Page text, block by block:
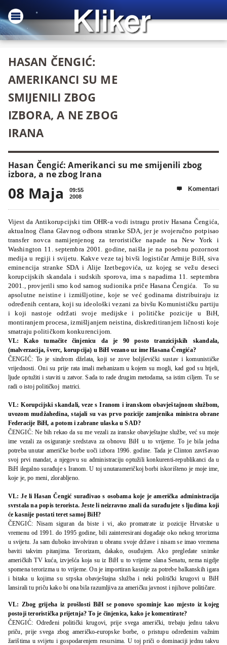
HASAN ČENGIĆ:
AMERIKANCI SU ME
SMIJENILI ZBOG
IZBORA, A NE ZBOG
IRANA
Hasan Čengić: Amerikanci su me smijenili zbog
izbora, a ne zbog Irana
08 Maja
09:55
2008
 Komentari
Vijest da Antikorupcijski tim OHR-a vodi istragu protiv Hasana Čengića,
aktualnog člana Glavnog odbora stranke SDA, jer je svojeručno potpisao
transfer novca namijenjenog za terorističke napade na New York i
Washington 11. septembra 2001. godine, naišla je na posebnu pozornost
medija u regiji i svijetu. Kakve veze taj bivši logističar Armije BiH, siva
eminencija stranke SDA i Alije Izetbegovića, uz kojeg se vežu deseci
korupcijskih skandala i sudskih sporova, ima s napadima 11. septembra
2001., provjerili smo kod samog sudionika priče Hasana Čengića. To su
apsolutne neistine i izmišljotine, koje se već godinama distribuiraju iz
određenih centara, koji su ideološki vezani za bivšu Komunističku partiju
i koji nastoje održati svoje medijske i političke pozicije u BiH,
montiranjem procesa, izmišljanjem neistina, diskreditiranjem ličnosti koje
smatraju političkom konkurencijom.
VL: Kako tumačite činjenicu da je 90 posto tranzicijskih skandala,
(malverzacija, šverc, korupcija) u BiH vezano uz ime Hasana Čengića?
ČENGIĆ: To je sindrom dželata, koji se zove boljševički sustav i komunističke
vrijednosti. Oni su prije rata imali mehanizam u kojem su mogli, kad god su htjeli,
ljude optužiti i staviti u zatvor. Sada to rade drugim metodama, sa istim ciljem. Tu se
radi o istoj političkoj matrici.
VL: Korupcijski skandali, veze s Iranom i iranskom obavještajnom službom,
uvozom mudžahedina, stajali su vas prvo pozicije zamjenika ministra obrane
Federacije BiH, a potom i zabrane ulaska u SAD?
ČENGIĆ: Ne bih rekao da su me vezali za iranske obavještajne službe, već su moje
ime vezali za osiguranje sredstava za obnovu BiH u to vrijeme. To je bila jedna
potreba unutar američke borbe uoči izbora 1996. godine. Tada je Clinton završavao
svoj prvi mandat, a njegovu su administraciju optužili konkurenti-republikanci da u
BiH ilegalno surađuje s Iranom. U toj unutarameričkoj borbi iskorišteno je moje ime,
koje je, po meni, zlorabljeno.
VL: Je li Hasan Čengić surađivao s osobama koje je američka administracija
svrstala na popis terorista. Jeste li neizravno znali da surađujete s ljudima koji
će kasnije postati teret samoj BiH?
ČENGIĆ: Nisam siguran da biste i vi, ako promatrate iz pozicije Hrvatske u
vremenu od 1991. do 1995 godine, bili zainteresirani događaje oko nekog terorizma
u svijetu. Ja sam duboko involviran u obranu svoje države i nisam se imao vremena
baviti takvim pitanjima. Terorizam, dakako, osuđujem. Ako pregledate snimke
američkih TV kuća, izvješća koja su iz BiH u to vrijeme slana Senatu, nema nigdje
spomena terorizma u to vrijeme. On je importiran kasnije za potrebe balkanskih igara
i bitaka u kojima su srpska obavještajna služba i neki politički krugovi u BiH
lansirali tu priču kako bi ona bila razumljiva za američku javnost i njihove političare.
VL: Zbog grijeha iz prošlosti BiH se ponovo spominje kao mjesto iz kojeg
postoji teroristička prijetnja? To je činjenica, kako je komentirate?
ČENGIĆ: Određeni politički krugovi, prije svega američki, trebaju jednu takvu
priču, prije svega zbog američko-europske borbe, o pristupu određenim važnim
žarištima u svijetu i gospodarenjem resursima. U toj priči o dominaciji jednu takvu